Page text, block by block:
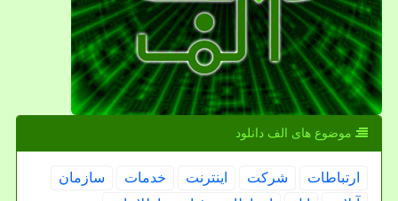
موضوع های الف دانلود
ارتباطات شركت اینترنت خدمات
سازمان